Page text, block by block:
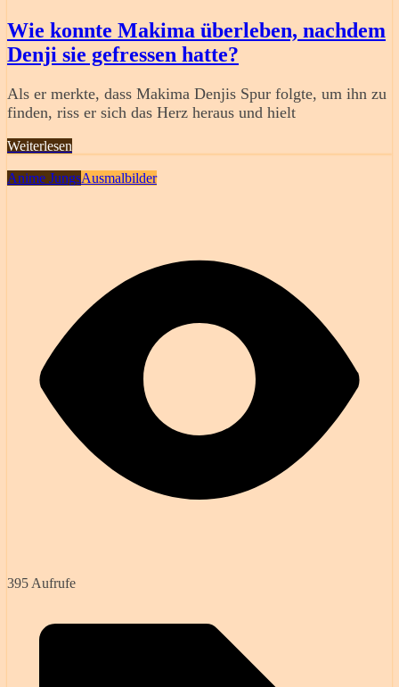
Wie konnte Makima überleben, nachdem
Denji sie gefressen hatte?
Als er merkte, dass Makima Denjis Spur folgte, um ihn zu
finden, riss er sich das Herz heraus und hielt
Weiterlesen
Anime JungsAusmalbilder
395 Aufrufe